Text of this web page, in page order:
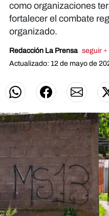
como organizaciones
fortalecer el combate
organizado.
Redacción La Prensa seguir +
Actualizado: 12 de mayo de